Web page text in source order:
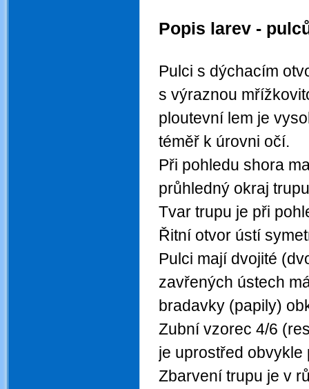
Popis larev -
Pulci s dýchacím
s výraznou
ploutevní lem je
téměř k úrovni očí.
Při pohledu shora
průhledný okraj
Tvar trupu je při
Řitní otvor ústí
Pulci mají dvojité
zavřených ústech
bradavky (papily)
Zubní vzorec 4/6
je uprostřed obvykle
Zbarvení trupu je v